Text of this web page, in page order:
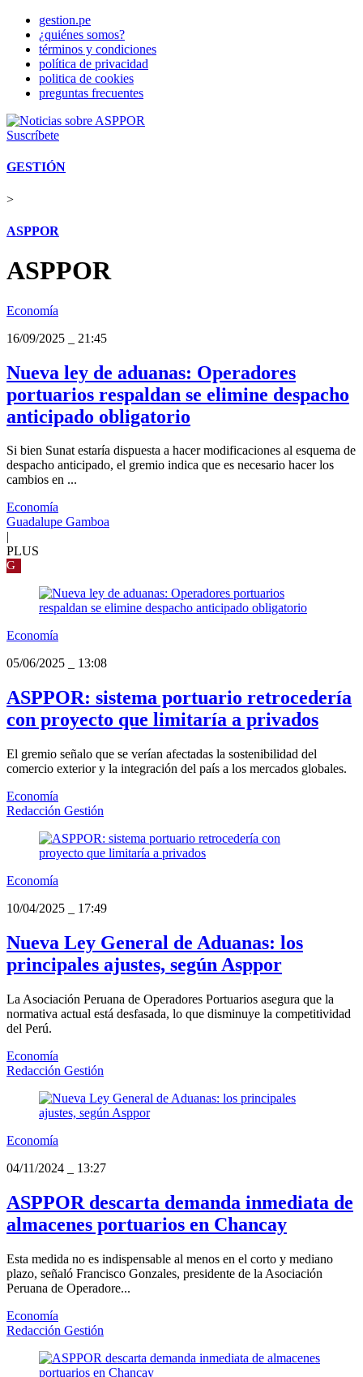
gestion.pe
¿quiénes somos?
términos y condiciones
política de privacidad
politica de cookies
preguntas frecuentes
Suscríbete
GESTIÓN
>
ASPPOR
ASPPOR
Economía
16/09/2025
21:45
Nueva ley de aduanas: Operadores
portuarios respaldan se elimine despacho
anticipado obligatorio
Si bien Sunat estaría dispuesta a hacer modificaciones al esquema de
despacho anticipado, el gremio indica que es necesario hacer los
cambios en ...
Economía
Guadalupe Gamboa
PLUS
G
Economía
05/06/2025
13:08
ASPPOR: sistema portuario retrocedería
con proyecto que limitaría a privados
El gremio señalo que se verían afectadas la sostenibilidad del
comercio exterior y la integración del país a los mercados globales.
Economía
Redacción Gestión
Economía
10/04/2025
17:49
Nueva Ley General de Aduanas: los
principales ajustes, según Asppor
La Asociación Peruana de Operadores Portuarios asegura que la
normativa actual está desfasada, lo que disminuye la competitividad
del Perú.
Economía
Redacción Gestión
Economía
04/11/2024
13:27
ASPPOR descarta demanda inmediata de
almacenes portuarios en Chancay
Esta medida no es indispensable al menos en el corto y mediano
plazo, señaló Francisco Gonzales, presidente de la Asociación
Peruana de Operadore...
Economía
Redacción Gestión